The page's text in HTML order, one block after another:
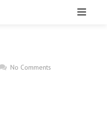
No Comments